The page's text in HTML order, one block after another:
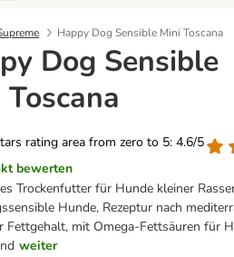
Happy Dog Sensible Mini Toscana
Dog Sensible
rating area from zero to 5: 4.6/5
bewerten
Trockenfutter für Hunde kleiner
Hunde, Rezeptur nach
Fettgehalt, mit Omega-Fettsäuren für
weiter